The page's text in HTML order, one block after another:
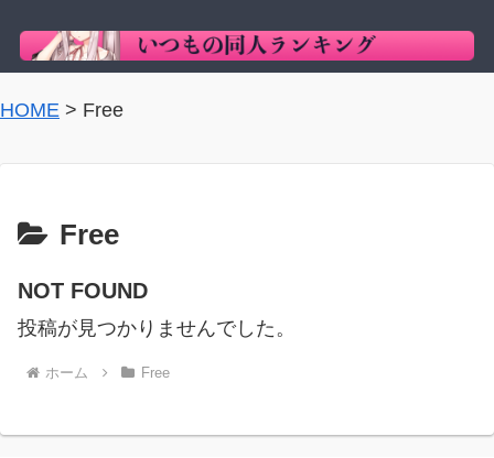
HOME > Free
Free
NOT FOUND
投稿が見つかりませんでした。
ホーム Free